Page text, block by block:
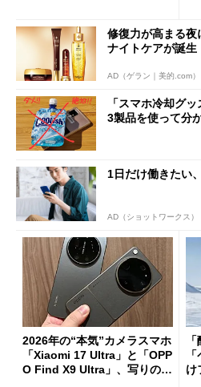
修復力が高まる夜
ナイトケアが誕生
AD（ゲラン｜美的.com）
「スマホ冷却グ
3製品を使って分
1日だけ働きたい
AD（ショットワークス）
2026年の“本気”カメラスマホ
「Xiaomi 17 Ultra」と「OPP
O Find X9 Ultra」、写りの違
け